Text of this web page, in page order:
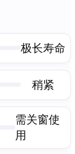
极长寿命
稍紧
需关窗使
用